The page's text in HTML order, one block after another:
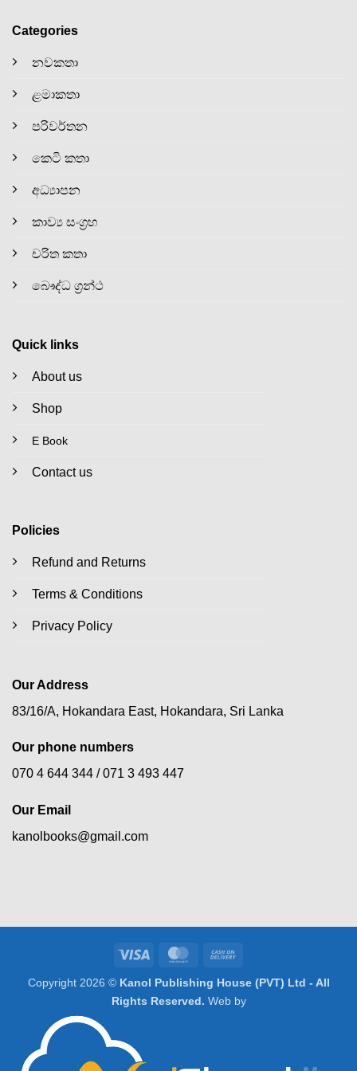
Categories
නවකතා
ළමාකතා
පරිවර්තන
කෙටි කතා
අධ්‍යාපන
කාව්‍ය සංග්‍රහ
චරිත කතා
බෞද්ධ ග්‍රන්ථ
Quick links
About us
Shop
E Book
Contact us
Policies
Refund and Returns
Terms & Conditions
Privacy Policy
Our Address
83/16/A, Hokandara East, Hokandara, Sri Lanka
Our phone numbers
070 4 644 344 /071 3 493 447
Our Email
kanolbooks@gmail.com
Visa MasterCard
Delivery
Copyright 2026 © Kanol Publishing House (PVT) Ltd - All
Rights Reserved. Web by